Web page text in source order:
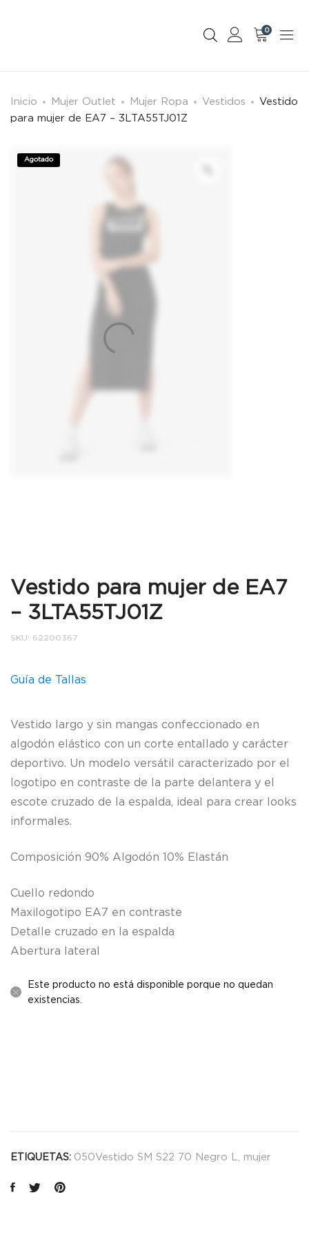
0
Inicio Mujer Outlet Mujer Ropa Vestidos
Vestido
para mujer de EA7 – 3LTA55TJ01Z
Agotado
Vestido para mujer de EA7
– 3LTA55TJ01Z
SKU: 62200367
Guía de Tallas
Vestido largo y sin mangas confeccionado en
algodón elástico con un corte entallado y carácter
deportivo. Un modelo versátil caracterizado por el
logotipo en contraste de la parte delantera y el
escote cruzado de la espalda, ideal para crear looks
informales.
Composición 90% Algodón 10% Elastán
Cuello redondo
Maxilogotipo EA7 en contraste
Detalle cruzado en la espalda
Abertura lateral
Este producto no está disponible porque no quedan
existencias.
ETIQUETAS: 050Vestido SM S22 70 Negro L mujer